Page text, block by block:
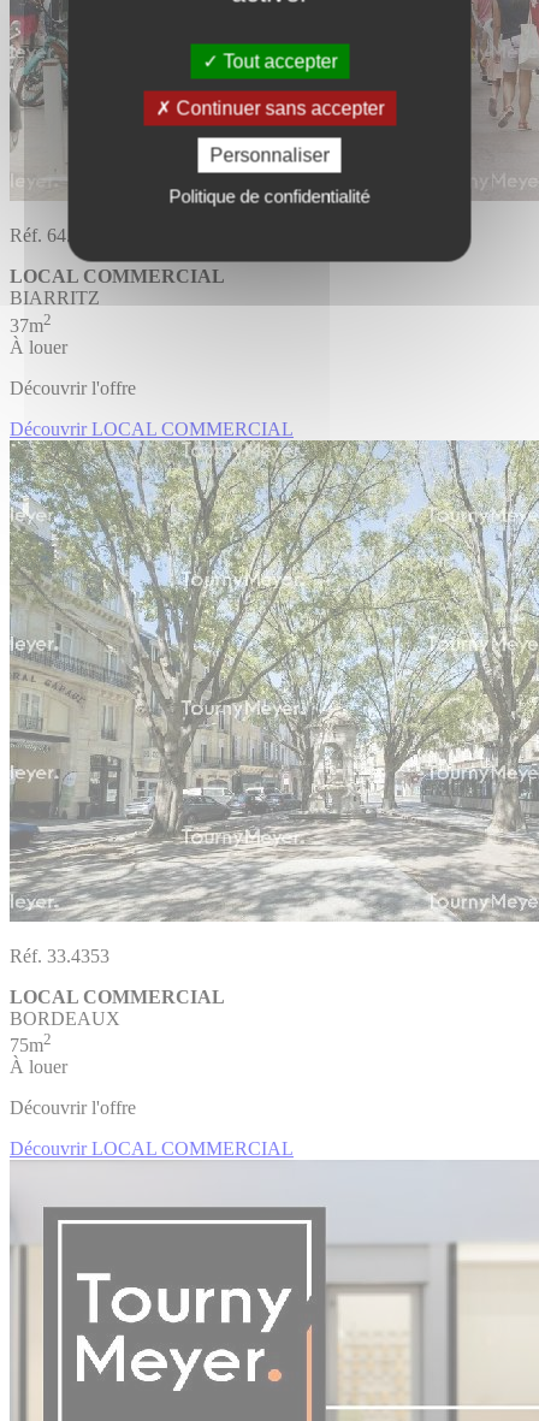
Tout accepter
Continuer sans accepter
Personnaliser
Politique de confidentialité
Réf. 64.1518
LOCAL COMMERCIAL
BIARRITZ
37m2
À louer
Découvrir l'offre
Découvrir LOCAL COMMERCIAL
Réf. 33.4353
LOCAL COMMERCIAL
BORDEAUX
75m2
À louer
Découvrir l'offre
Découvrir LOCAL COMMERCIAL